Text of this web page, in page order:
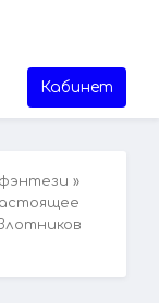
Кабинет
»